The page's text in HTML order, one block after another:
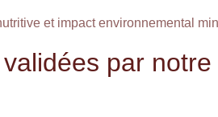
et impact environnemental
par